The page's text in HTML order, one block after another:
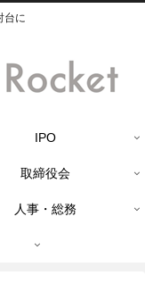
台に
IPO
取締役会
人事・総務